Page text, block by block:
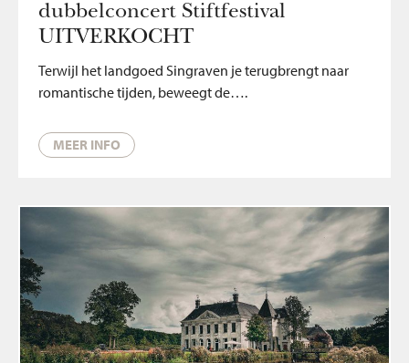
dubbelconcert Stiftfestival
UITVERKOCHT
Terwijl het landgoed Singraven je terugbrengt naar
romantische tijden, beweegt de….
MEER INFO